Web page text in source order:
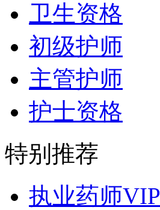
卫生资格
初级护师
主管护师
护士资格
特别推荐
执业药师